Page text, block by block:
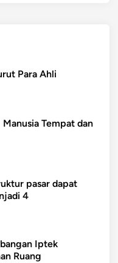
Para Ahli
Manusia Tempat dan
pasar dapat
4
Iptek
Ruang